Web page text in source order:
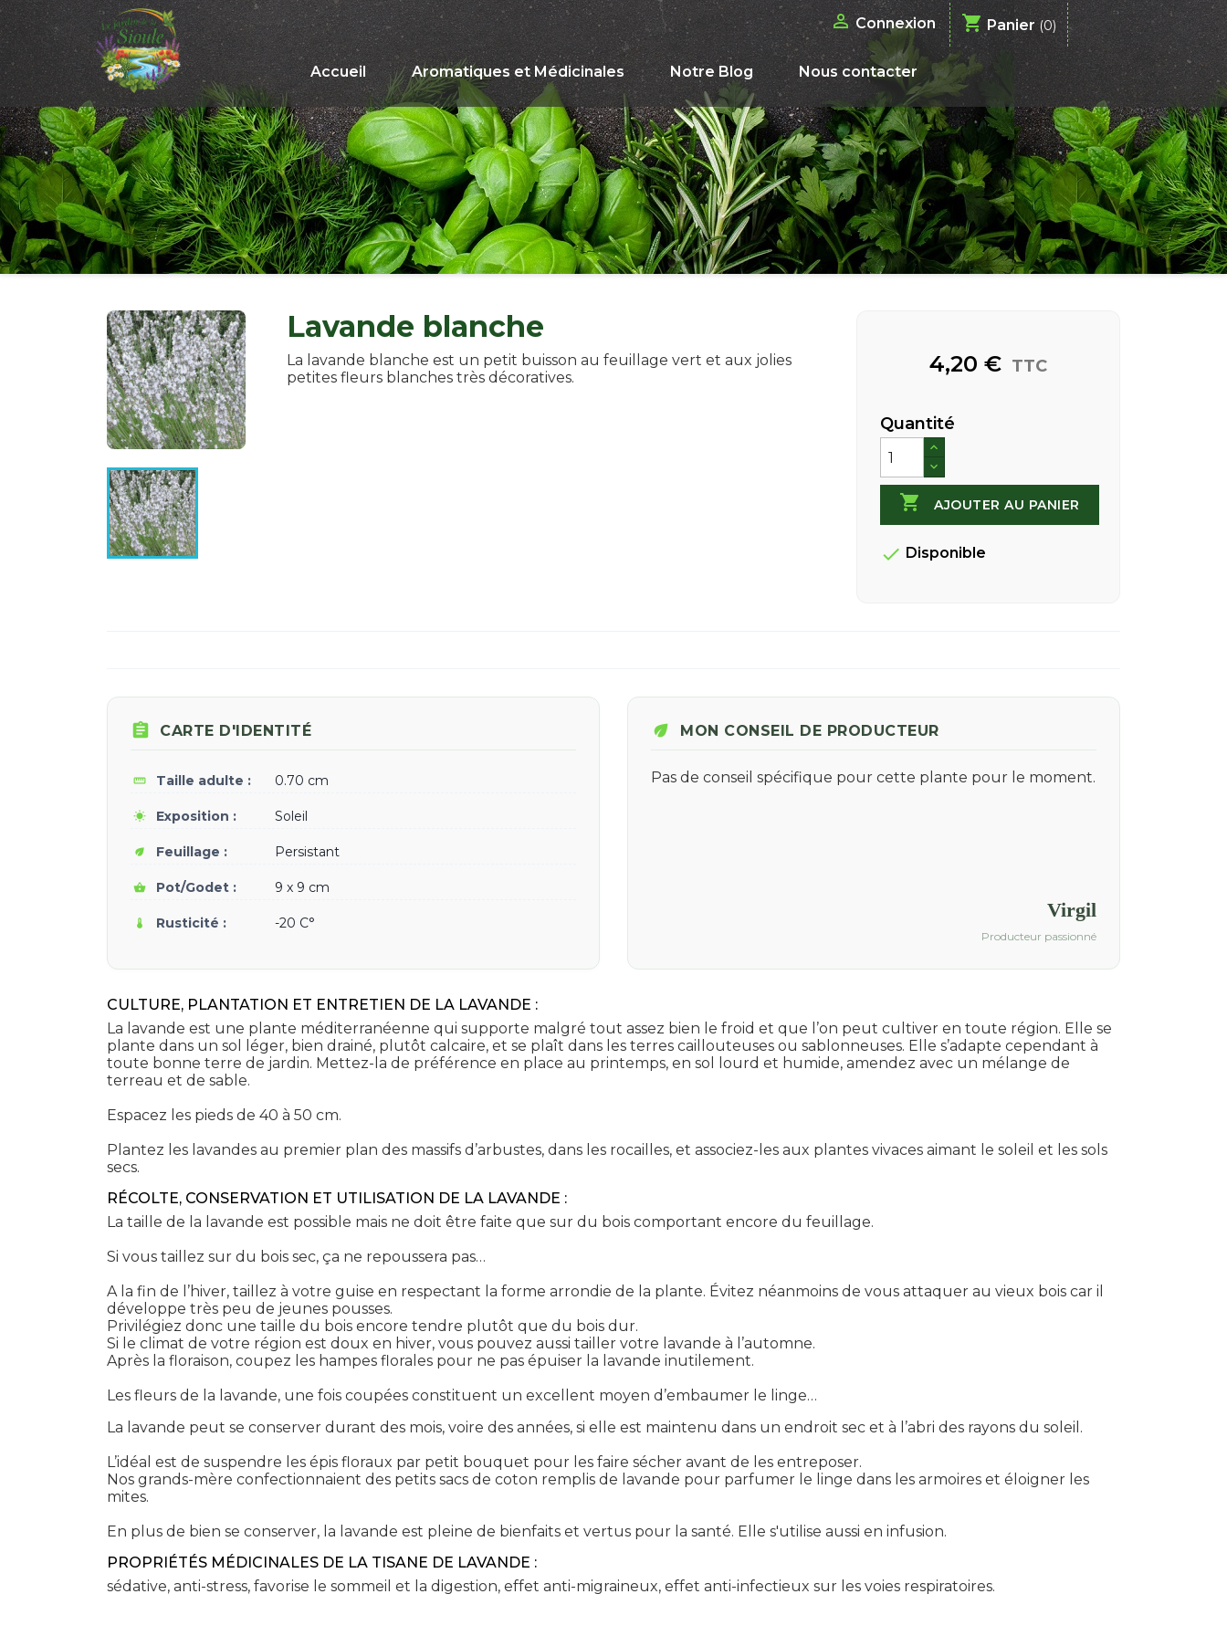
 Connexion shopping_cart Panier (0)
Accueil Aromatiques et Médicinales Notre Blog Nous contacter
Lavande blanche
La lavande blanche est un petit buisson au feuillage vert et aux jolies
petites fleurs blanches très décoratives.
4,20 € TTC
Quantité
 AJOUTER AU PANIER
 Disponible
 CARTE D'IDENTITÉ
straighten Taille adulte : 0.70 cm
wb_sunny Exposition : Soleil
eco Feuillage : Persistant
shopping_basket Pot/Godet : 9 x 9 cm
thermostat Rusticité : -20 C°
eco MON CONSEIL DE PRODUCTEUR
Pas de conseil spécifique pour cette plante pour le moment.
Virgil
Producteur passionné
CULTURE, PLANTATION ET ENTRETIEN DE LA LAVANDE :
La lavande est une plante méditerranéenne qui supporte malgré tout assez bien le froid et que l’on peut cultiver en toute région. Elle se
plante dans un sol léger, bien drainé, plutôt calcaire, et se plaît dans les terres caillouteuses ou sablonneuses. Elle s’adapte cependant à
toute bonne terre de jardin. Mettez-la de préférence en place au printemps, en sol lourd et humide, amendez avec un mélange de
terreau et de sable.
Espacez les pieds de 40 à 50 cm.
Plantez les lavandes au premier plan des massifs d’arbustes, dans les rocailles, et associez-les aux plantes vivaces aimant le soleil et les sols
secs.
RÉCOLTE, CONSERVATION ET UTILISATION DE LA LAVANDE :
La taille de la lavande est possible mais ne doit être faite que sur du bois comportant encore du feuillage.
Si vous taillez sur du bois sec, ça ne repoussera pas…
A la fin de l’hiver, taillez à votre guise en respectant la forme arrondie de la plante. Évitez néanmoins de vous attaquer au vieux bois car il
développe très peu de jeunes pousses.
Privilégiez donc une taille du bois encore tendre plutôt que du bois dur.
Si le climat de votre région est doux en hiver, vous pouvez aussi tailler votre lavande à l’automne.
Après la floraison, coupez les hampes florales pour ne pas épuiser la lavande inutilement.
Les fleurs de la lavande, une fois coupées constituent un excellent moyen d’embaumer le linge…
La lavande peut se conserver durant des mois, voire des années, si elle est maintenu dans un endroit sec et à l’abri des rayons du soleil.
L’idéal est de suspendre les épis floraux par petit bouquet pour les faire sécher avant de les entreposer.
Nos grands-mère confectionnaient des petits sacs de coton remplis de lavande pour parfumer le linge dans les armoires et éloigner les
mites.
En plus de bien se conserver, la lavande est pleine de bienfaits et vertus pour la santé. Elle s'utilise aussi en infusion.
PROPRIÉTÉS MÉDICINALES DE LA TISANE DE LAVANDE :
sédative, anti-stress, favorise le sommeil et la digestion, effet anti-migraineux, effet anti-infectieux sur les voies respiratoires.